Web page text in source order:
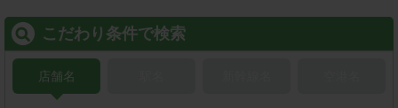
こだわり条件で検索
店舗名